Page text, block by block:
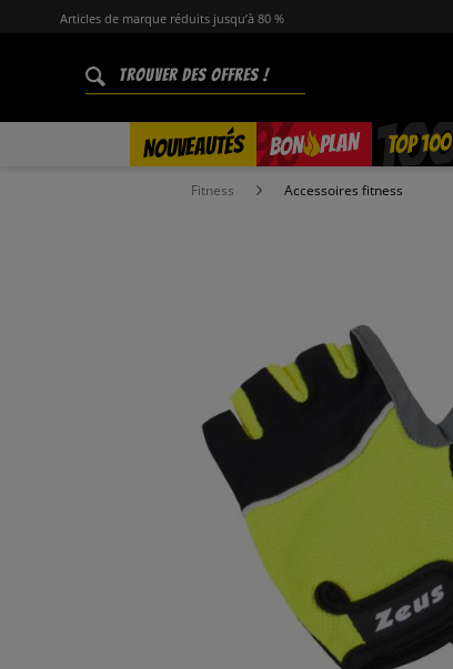
Articles de marque réduits jusqu’à 80 %
NOUVEAUTÉS BON PLAN
% TOP 100
Fitness Accessoires fitness